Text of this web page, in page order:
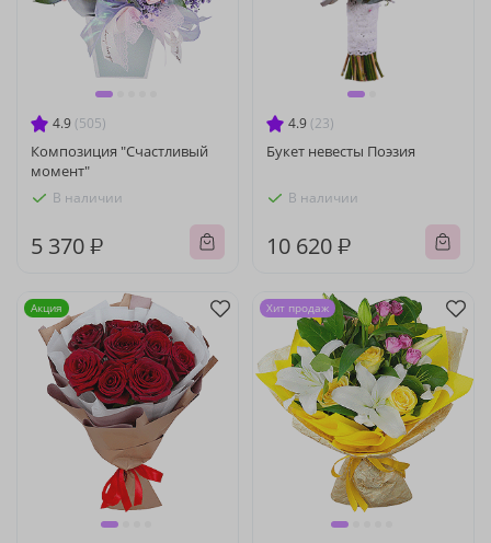
4.9 (505)
Композиция "Счастливый
момент"
В наличии
5 370 ₽
4.9 (23)
Букет невесты Поэзия
В наличии
10 620 ₽
Акция Хит продаж